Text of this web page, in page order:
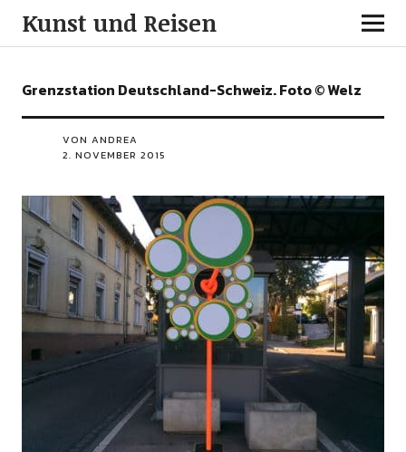
Kunst und Reisen
Grenzstation Deutschland-Schweiz. Foto © Welz
VON ANDREA
2. NOVEMBER 2015